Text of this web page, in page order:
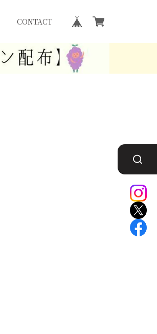
CONTACT